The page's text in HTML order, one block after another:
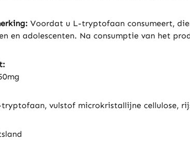
Voordat u L-tryptofaan consumeert,
en adolescenten. Na consumptie van het
vulstof microkristallijne cellulose,